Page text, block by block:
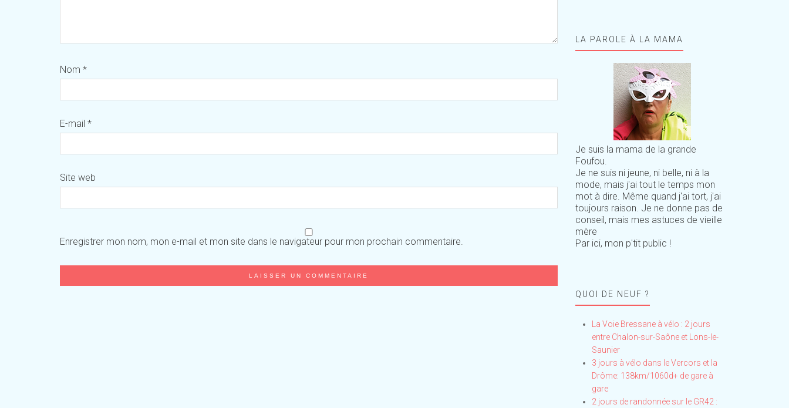
Nom *
E-mail *
Site web
Enregistrer mon nom, mon e-mail et mon site dans le navigateur pour mon prochain commentaire.
LA PAROLE À LA MAMA
Je suis la mama de la grande
Foufou.
Je ne suis ni jeune, ni belle, ni à la
mode, mais j'ai tout le temps mon
mot à dire. Même quand j'ai tort, j'ai
toujours raison. Je ne donne pas de
conseil, mais mes astuces de vieille
mère
Par ici, mon p'tit public !
QUOI DE NEUF ?
La Voie Bressane à vélo : 2 jours
entre Chalon-sur-Saône et Lons-le-
Saunier
3 jours à vélo dans le Vercors et la
Drôme: 138km/1060d+ de gare à
gare
2 jours de randonnée sur le GR42 :